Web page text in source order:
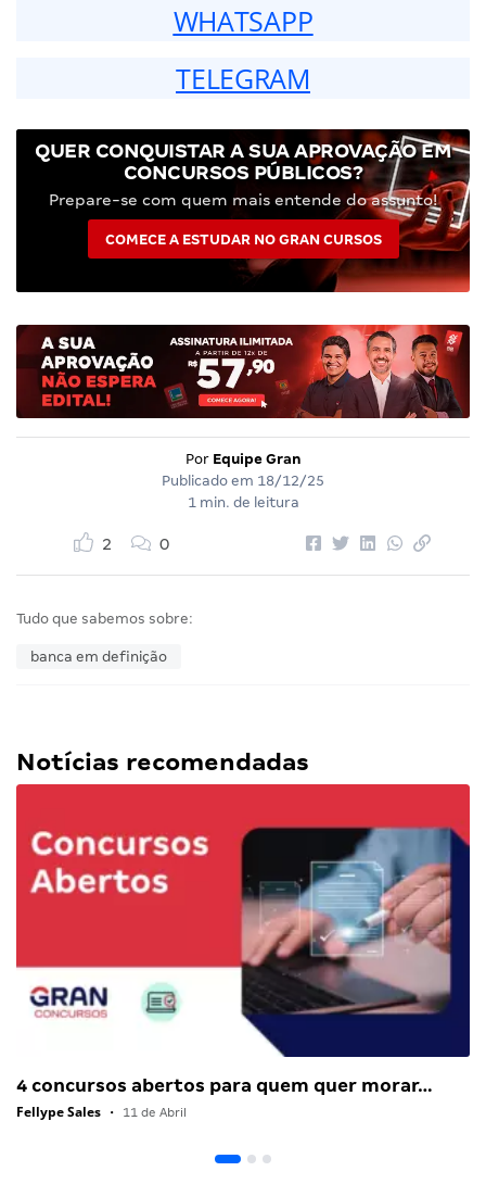
WHATSAPP
TELEGRAM
QUER CONQUISTAR A SUA APROVAÇÃO EM
CONCURSOS PÚBLICOS?
Prepare-se com quem mais entende do assunto!
COMECE A ESTUDAR NO GRAN CURSOS
Por Equipe Gran
Publicado em 18/12/25
1 min. de leitura
2 0
Tudo que sabemos sobre:
banca em definição
Notícias recomendadas
4 concursos abertos para quem quer morar…
Fellype Sales • 11 de Abril